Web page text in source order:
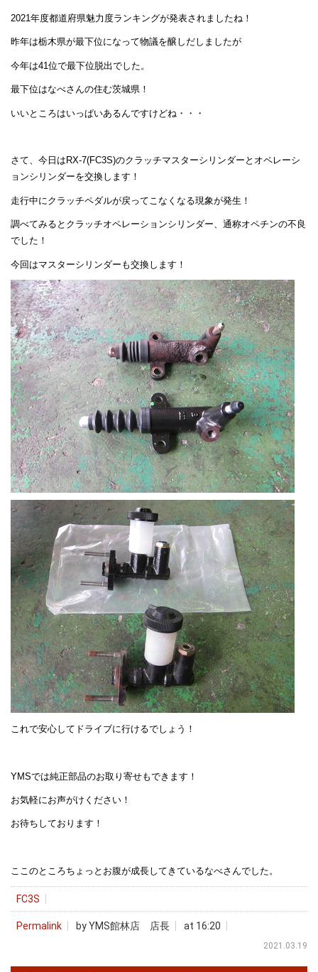
2021年度都道府県魅力度ランキングが発表されましたね！
昨年は栃木県が最下位になって物議を醸しだしましたが
今年は41位で最下位脱出でした。
最下位はなべさんの住む茨城県！
いいところはいっぱいあるんですけどね・・・
さて、今日はRX-7(FC3S)のクラッチマスターシリンダーとオペレーシ
ョンシリンダーを交換します！
走行中にクラッチペダルが戻ってこなくなる現象が発生！
調べてみるとクラッチオペレーションシリンダー、通称オペチンの不良
でした！
今回はマスターシリンダーも交換します！
これで安心してドライブに行けるでしょう！
YMSでは純正部品のお取り寄せもできます！
お気軽にお声がけください！
お待ちしております！
ここのところちょっとお腹が成長してきているなべさんでした。
FC3S
Permalink by YMS館林店 店長 at 16:20
2021.03.19